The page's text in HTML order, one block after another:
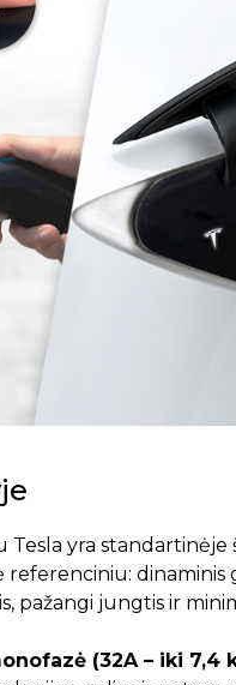
yra standartinėje
dinaminis
pažangi jungtis ir
(32A – iki 7,4